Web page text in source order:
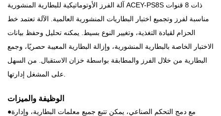
آلة الفرز الأوتوماتيكية للبطارية المنشورية ACEY-PS8S ذات 8 قنوات
مناسبة لفرز وتجميع اختبار البطاريات المنشورية العالمية. الآلة تعتمد خط
الحزام لقيادة التغذية، وتغيير النوع بسيط. يمكنه تحليل وحفظ بيانات
الاختبار الخاصة بالبطارية المنشورية، وإزالة البطارية المعيبة حصريًا، وجمع
البطارية من خلال الفرز والمطابقة بواسطة خزان الاستقبال. من السهل
الوظيفة والميزات
●مع دمج التحكم الصناعي، يمكن تتبع جميع معلمات البطارية، وإدارة